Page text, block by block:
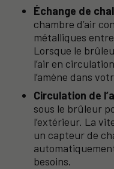
Échange de
chambre d’air
métalliques
Lorsque le
l’air en
l’amène dans
Circulation de
sous le brûleur
l’extérieur. La
un capteur de
besoins.